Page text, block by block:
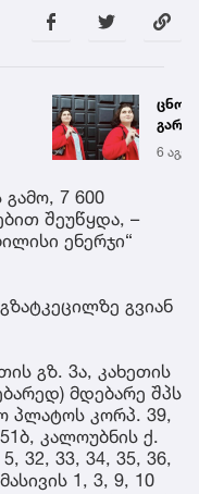
6 აგვ
7 600
შეუწყდა, –
ენერჯი“
გვიან
გზ. 3ა, კახეთის
მდებარე შპს
პლატოს კორპ. 39,
კალოუბნის ქ.
32, 33, 34, 35, 36,
1, 3, 9, 10